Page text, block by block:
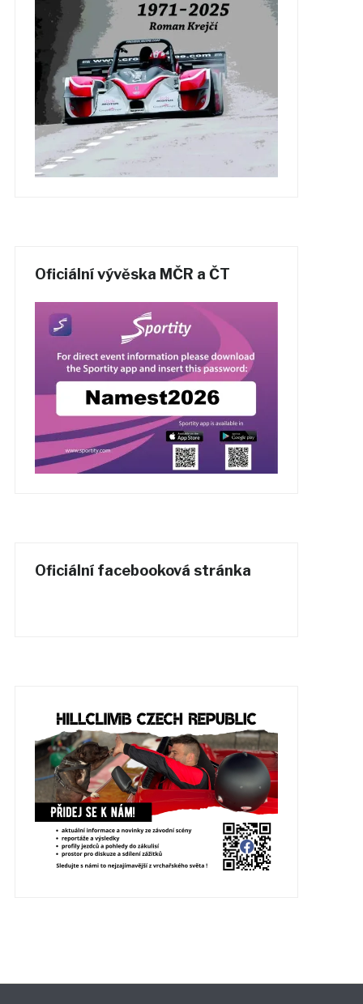
Oficiální vývěska MČR a ČT
Oficiální facebooková stránka